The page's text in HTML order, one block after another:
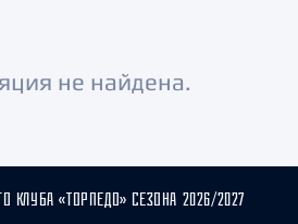
не найдена.
КЛУБА «ТОРПЕДО» СЕЗОНА 2026/2027